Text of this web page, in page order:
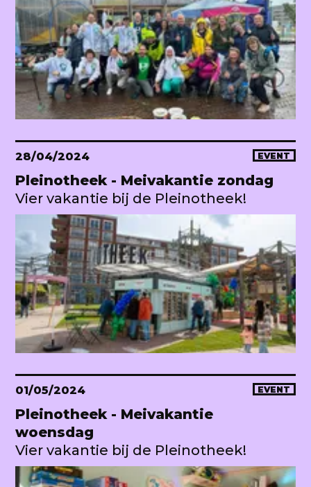
28/04/2024 EVENT
Pleinotheek - Meivakantie zondag
Vier vakantie bij de Pleinotheek!
01/05/2024 EVENT
Pleinotheek - Meivakantie
woensdag
Vier vakantie bij de Pleinotheek!